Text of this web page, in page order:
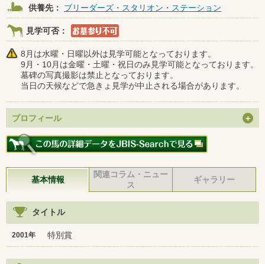
供養先： ブリーダーズ・スタリオン・ステーション
見学可否：
8月は水曜・日曜以外は見学可能となっております。
9月・10月は金曜・土曜・祝日のみ見学可能となっております。
墓碑の写真撮影は禁止となっております。
当日の天候などで急きょ見学が中止される場合があります。
プロフィール
基本情報
関連コラム・ニュー
ス
ギャラリー
タイトル
2001年 特別賞